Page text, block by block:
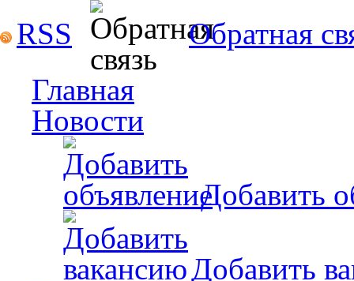
RSS
Обратная
Главная
Новости
Добавить
Добавить